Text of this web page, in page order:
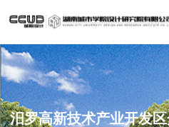
汨罗高新技术产业开发